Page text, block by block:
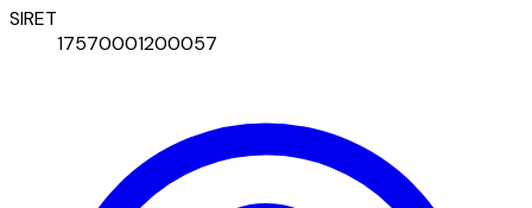
SIRET
17570001200057